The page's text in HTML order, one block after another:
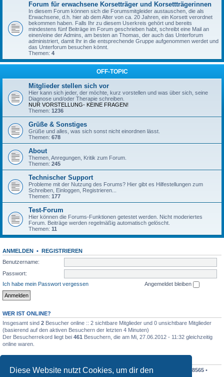
Diese Website nutzt Cookies, um dir den
Forum für erwachsene Korsetträger und Korsettträgerinnen
In diesem Forum können sich die Forumsmitgleider austauschen, die als
Erwachsene, d.h. hier ab dem Alter von ca. 20 Jahren, ein Korsett verordnet
bekommen haben. Falls Ihr zu diesem Userkreis gehört und bereits
mindestens fünf Beiträge im Forum geschrieben habt, schreibt eine Mail an
einen/eine der Admins, am besten an Thomas, der auch das Unterforum
administriert, damit Ihr in die entsprechende Gruppe aufgenommen werdet und
das Unterforum besuchen könnt.
Themen: 4
OFF-TOPIC
Mitglieder stellen sich vor
Hier kann sich jeder, der möchte, kurz vorstellen und was über sich, seine
Diagnose und/oder Therapie schreiben.
NUR VORSTELLUNG- KEINE FRAGEN!
Themen: 1236
Grüße & Sonstiges
Grüße und alles, was sich sonst nicht einordnen lässt.
Themen: 678
About
Themen, Anregungen, Kritik zum Forum.
Themen: 245
Technischer Support
Probleme mit der Nutzung des Forums? Hier gibt es Hilfestellungen zum
Schreiben, Einloggen, Registrieren...
Themen: 177
Test-Forum
Hier können die Forums-Funktionen getestet werden. Nicht moderiertes
Forum. Beiträge werden regelmäßig automatisch gelöscht.
Themen: 11
ANMELDEN •
REGISTRIEREN
Benutzername:
Passwort:
Ich habe mein Passwort vergessen
Angemeldet bleiben
WER IST ONLINE?
Insgesamt sind 2 Besucher online :: 2 sichtbare Mitglieder und 0 unsichtbare Mitglieder
(basierend auf den aktiven Besuchern der letzten 4 Minuten)
Der Besucherrekord liegt bei 461 Besuchern, die am Mi, 27.06.2012 - 11:32 gleichzeitig
online waren.
Beiträge insgesamt198411• Themen insgesamt19196• Mitglieder insgesamt 8565 •